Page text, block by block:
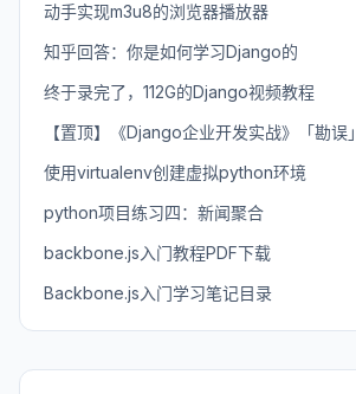
动手实现m3u8的浏览器播放器
知乎回答：你是如何学习Django的
终于录完了，112G的Django视频教程
【置顶】《Django企业开发实战》「勘误」
使用virtualenv创建虚拟python环境
python项目练习四：新闻聚合
backbone.js入门教程PDF下载
Backbone.js入门学习笔记目录